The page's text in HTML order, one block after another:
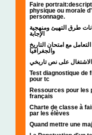
Faire
physique ou morale
personnage.
طرق التهيئ ومنهجية
الإجابة
مع امتحان التاريخ
والجغرافيا
على نص تاريخي
Test diagnostique de
pour tc
Ressources pour les
français
Charte de classe à
par les élèves
Quand mettre une